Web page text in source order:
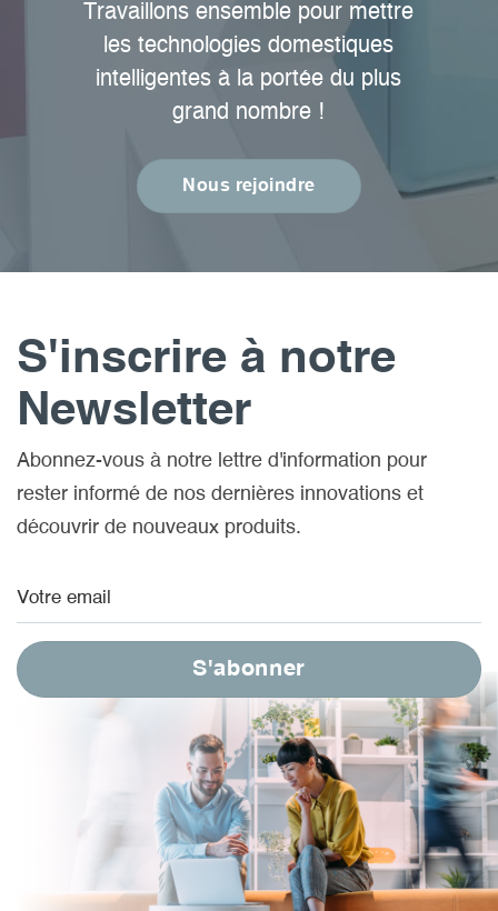
Travaillons ensemble pour mettre
les technologies domestiques
intelligentes à la portée du plus
grand nombre !
Nous rejoindre
S'inscrire à notre
Newsletter
Abonnez-vous à notre lettre d'information pour
rester informé de nos dernières innovations et
découvrir de nouveaux produits.